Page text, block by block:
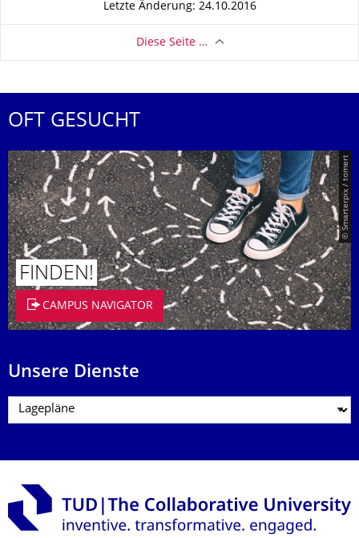
Letzte Änderung: 24.10.2016
Diese Seite …
OFT GESUCHT
© Smarterpix / tomert
FINDEN!
CAMPUS NAVIGATOR
Unsere Dienste